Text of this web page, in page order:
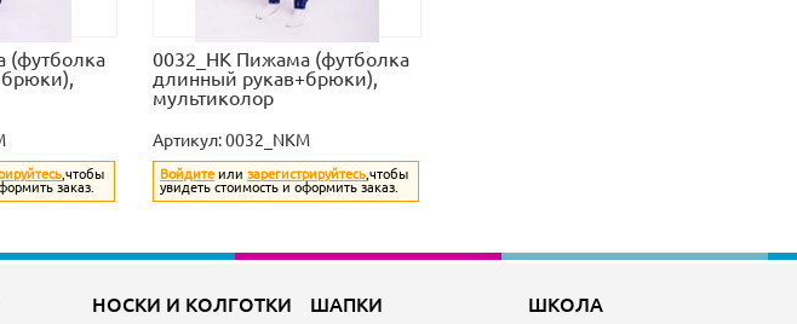
(футболка
,чтобы
заказ.
0032_НК Пижама (футболка
длинный рукав+брюки),
мультиколор
Артикул:0032_NKM
Войдите или зарегистрируйтесь ,чтобы
увидеть стоимость и оформить заказ.
НОСКИ И КОЛГОТКИ ШАПКИ ШКОЛА